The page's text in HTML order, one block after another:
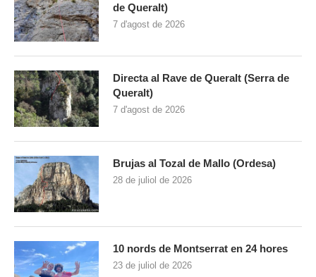
de Queralt)
7 d'agost de 2026
Directa al Rave de Queralt (Serra de
Queralt)
7 d'agost de 2026
Brujas al Tozal de Mallo (Ordesa)
28 de juliol de 2026
10 nords de Montserrat en 24 hores
23 de juliol de 2026